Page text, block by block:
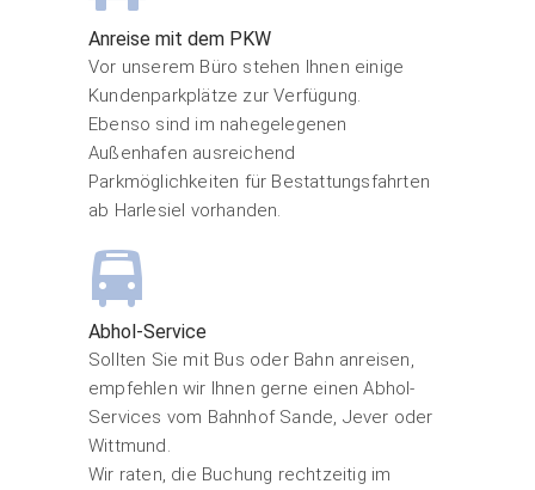
Anreise mit dem PKW
Vor unserem Büro stehen Ihnen einige
Kundenparkplätze zur Verfügung.
Ebenso sind im nahegelegenen
Außenhafen ausreichend
Parkmöglichkeiten für Bestattungsfahrten
ab Harlesiel vorhanden.
Abhol-Service
Sollten Sie mit Bus oder Bahn anreisen,
empfehlen wir Ihnen gerne einen Abhol-
Services vom Bahnhof Sande, Jever oder
Wittmund.
Wir raten, die Buchung rechtzeitig im